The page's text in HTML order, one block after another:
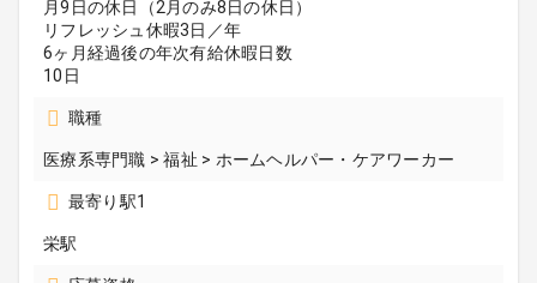
月9日の休日（2月のみ8日の休日）
リフレッシュ休暇3日／年
6ヶ月経過後の年次有給休暇日数
10日
職種
医療系専門職 > 福祉 > ホームヘルパー・ケアワーカー
最寄り駅1
栄駅